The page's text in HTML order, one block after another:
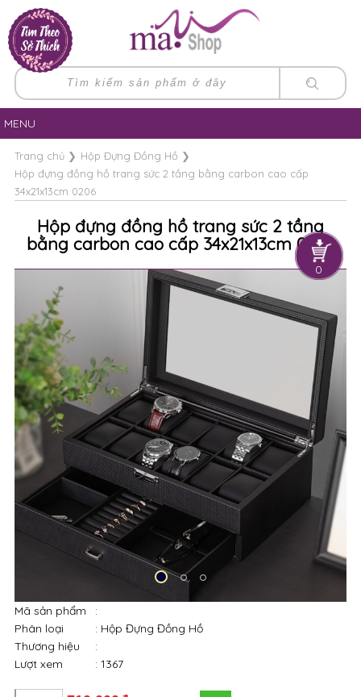
0
MENU
Trang chủ❯ Hộp Đựng Đồng Hồ ❯
Hộp đựng đồng hồ trang sức 2 tầng bằng carbon cao cấp
34x21x13cm 0206
Hộp đựng đồng hồ trang sức 2 tầng
bằng carbon cao cấp 34x21x13cm 0206
Mã sản phẩm
:
Phân loại
: Hộp Đựng Đồng Hồ
Thương hiệu
:
Lượt xem
: 1367